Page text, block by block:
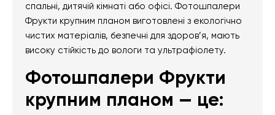
спальні, дитячій кімнаті або офісі. Фотошпалери
Фрукти крупним планом виготовлені з екологічно
чистих матеріалів, безпечні для здоров’я, мають
високу стійкість до вологи та ультрафіолету.
Фотошпалери Фрукти
крупним планом — це: